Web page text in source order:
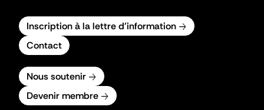
Inscription à la lettre d'information
Contact
Nous soutenir
Devenir membre